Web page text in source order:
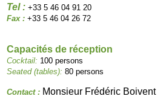
Tel : +33 5 46 04 91 20
Fax : +33 5 46 04 26 72
Capacités de réception
Cocktail: 100 persons
Seated (tables): 80 persons
Contact : Monsieur Frédéric Boivent